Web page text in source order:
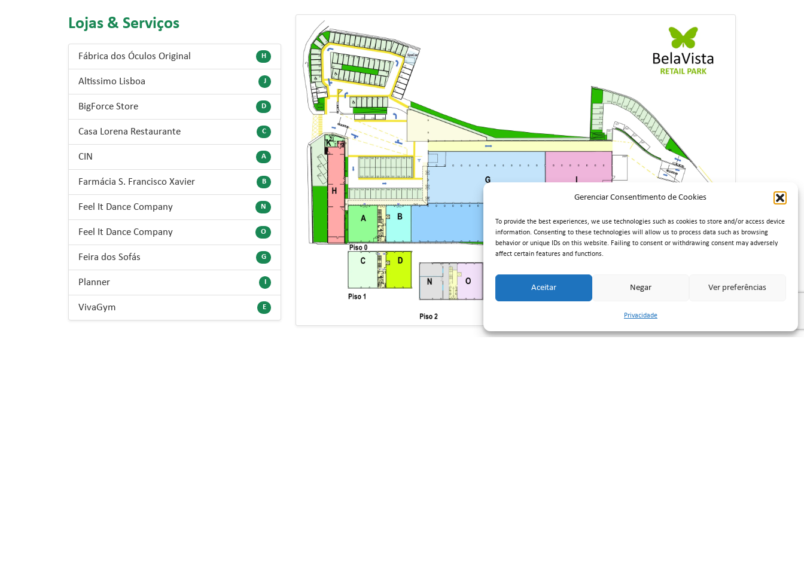
Gerenciar Consentimento de Cookies
To provide the best experiences, we use technologies such as cookies to store and/or access device
information. Consenting to these technologies will allow us to process data such as browsing
behavior or unique IDs on this website. Failing to consent or withdrawing consent may adversely
affect certain features and functions.
Aceitar Negar Ver preferências
Privacidade
Lojas & Serviços
Fábrica dos Óculos Original H
Altissimo Lisboa J
BigForce Store D
Casa Lorena Restaurante C
CIN A
Farmácia S. Francisco Xavier B
Feel It Dance Company N
Feel It Dance Company O
Feira dos Sofás G
Planner
VivaGym E